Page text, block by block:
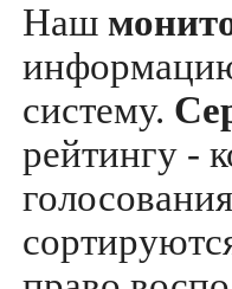
Наш
систему.
рейтингу -